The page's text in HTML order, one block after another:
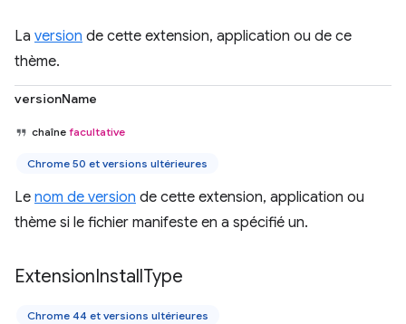
La version de cette extension, application ou de ce
thème.
versionName
chaîne facultative
Chrome 50 et versions ultérieures
Le nom de version de cette extension, application ou
thème si le fichier manifeste en a spécifié un.
ExtensionInstallType
Chrome 44 et versions ultérieures